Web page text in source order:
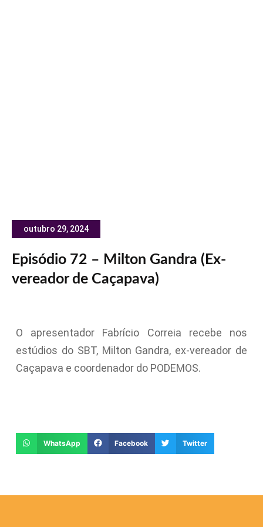
outubro 29, 2024
Episódio 72 – Milton Gandra (Ex-
vereador de Caçapava)
O apresentador Fabrício Correia recebe nos
estúdios do SBT, Milton Gandra, ex-vereador de
Caçapava e coordenador do PODEMOS.
WhatsApp Facebook Twitter